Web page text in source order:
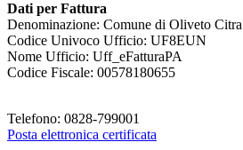
Dati per Fattura
Denominazione: Comune di Oliveto Citra
Codice Univoco Ufficio: UF8EUN
Nome Ufficio: Uff_eFatturaPA
Codice Fiscale: 00578180655
Telefono: 0828-799001
Posta elettronica certificata